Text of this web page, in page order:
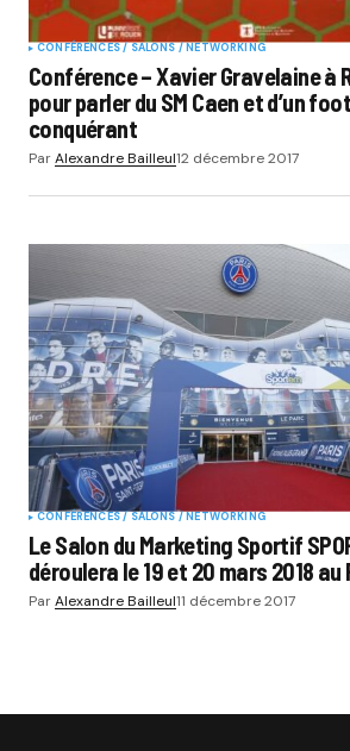
CONFÉRENCES / SALONS / NETWORKING
Conférence – Xavier Gravelaine à
pour parler du SM Caen et d’un
conquérant
ParAlexandre Bailleul12 décembre 2017
CONFÉRENCES / SALONS / NETWORKING
Le Salon du Marketing Sportif
déroulera le 19 et 20 mars 2018
ParAlexandre Bailleul11 décembre 2017